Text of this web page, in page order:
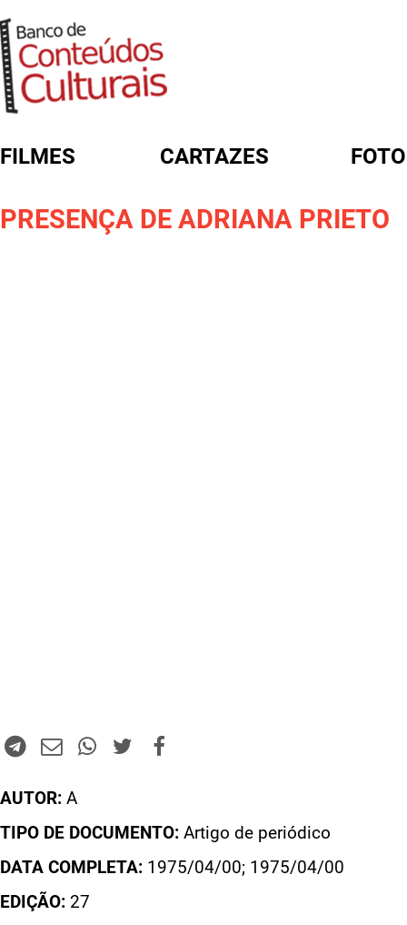
FILMES CARTAZES
PRESENÇA DE ADRIANA PRIETO
AUTOR: A
TIPO DE DOCUMENTO: Artigo de periódico
DATA COMPLETA: 1975/04/00; 1975/04/00
EDIÇÃO: 27
FORMULÁRIO DE BUSCA